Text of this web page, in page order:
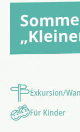
Exkursion/
Für Kinder